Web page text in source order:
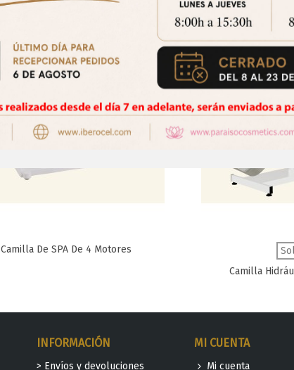
Favorito
Camilla De SPA De 4 Motores
Camilla
INFORMACIÓN
> Envíos y devoluciones
MI CUENTA
Mi cuenta
¡Regístrate para acceder a los precios y realizar tus pedidos
Puedes hacerlo desdeAqui!